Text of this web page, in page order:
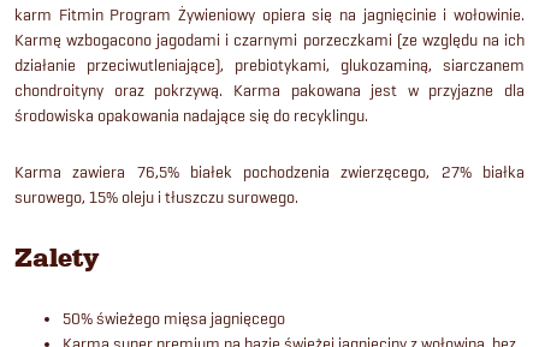
karm Fitmin Program Żywieniowy opiera się na jagnięcinie i wołowinie.
Karmę wzbogacono jagodami i czarnymi porzeczkami (ze względu na ich
działanie przeciwutleniające), prebiotykami, glukozaminą, siarczanem
chondroityny oraz pokrzywą. Karma pakowana jest w przyjazne dla
środowiska opakowania nadające się do recyklingu.
Karma zawiera 76,5% białek pochodzenia zwierzęcego, 27% białka
surowego, 15% oleju i tłuszczu surowego.
Zalety
50% świeżego mięsa jagnięcego
Karma super premium na bazie świeżej jagnięciny z wołowiną, bez